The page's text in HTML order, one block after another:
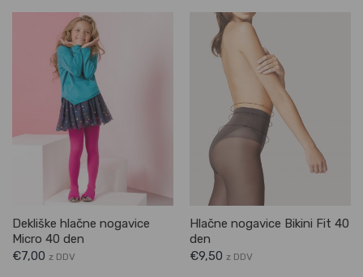
Dekliške hlačne nogavice
Micro 40 den
€7,00 z DDV
Hlačne nogavice Bikini Fit 40
den
€9,50 z DDV